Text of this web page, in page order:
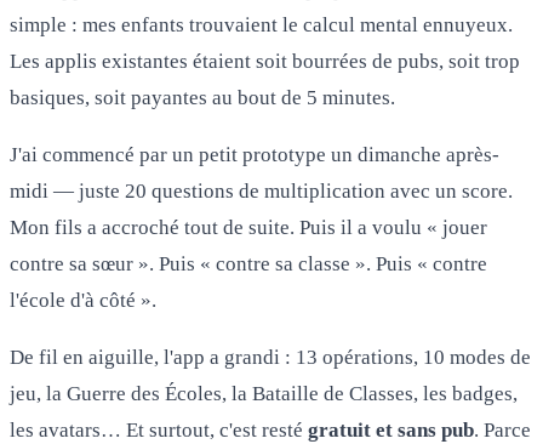
simple : mes enfants trouvaient le calcul mental ennuyeux.
Les applis existantes étaient soit bourrées de pubs, soit trop
basiques, soit payantes au bout de 5 minutes.
J'ai commencé par un petit prototype un dimanche après-
midi — juste 20 questions de multiplication avec un score.
Mon fils a accroché tout de suite. Puis il a voulu « jouer
contre sa sœur ». Puis « contre sa classe ». Puis « contre
l'école d'à côté ».
De fil en aiguille, l'app a grandi : 13 opérations, 10 modes de
jeu, la Guerre des Écoles, la Bataille de Classes, les badges,
les avatars… Et surtout, c'est resté gratuit et sans pub. Parce